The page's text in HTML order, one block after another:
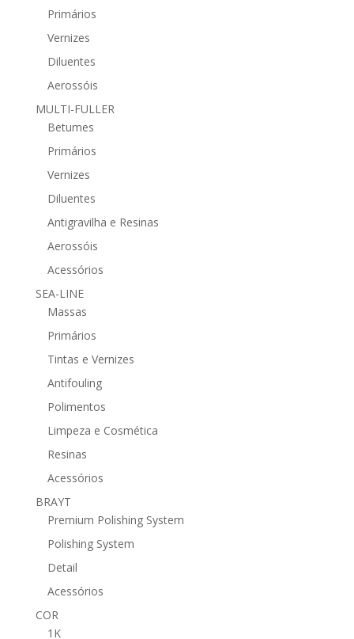
Primários
Vernizes
Diluentes
Aerossóis
MULTI-FULLER
Betumes
Primários
Vernizes
Diluentes
Antigravilha e Resinas
Aerossóis
Acessórios
SEA-LINE
Massas
Primários
Tintas e Vernizes
Antifouling
Polimentos
Limpeza e Cosmética
Resinas
Acessórios
BRAYT
Premium Polishing System
Polishing System
Detail
Acessórios
COR
1K